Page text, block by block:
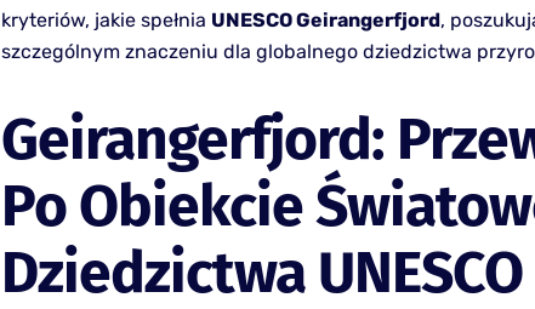
kryteriów, jakie spełnia UNESCO Geirangerfjord,
szczególnym znaczeniu dla globalnego dziedzictwa
Geirangerfjord:
Po Obiekcie
Dziedzictwa UNESCO